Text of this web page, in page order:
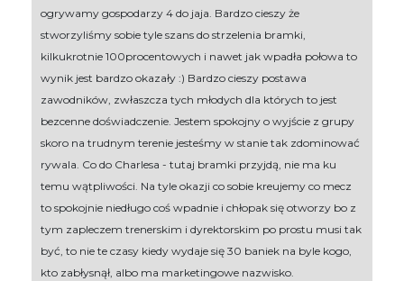
ogrywamy gospodarzy 4 do jaja. Bardzo cieszy że
stworzyliśmy sobie tyle szans do strzelenia bramki,
kilkukrotnie 100procentowych i nawet jak wpadła połowa to
wynik jest bardzo okazały :) Bardzo cieszy postawa
zawodników, zwłaszcza tych młodych dla których to jest
bezcenne doświadczenie. Jestem spokojny o wyjście z grupy
skoro na trudnym terenie jesteśmy w stanie tak zdominować
rywala. Co do Charlesa - tutaj bramki przyjdą, nie ma ku
temu wątpliwości. Na tyle okazji co sobie kreujemy co mecz
to spokojnie niedługo coś wpadnie i chłopak się otworzy bo z
tym zapleczem trenerskim i dyrektorskim po prostu musi tak
być, to nie te czasy kiedy wydaje się 30 baniek na byle kogo,
kto zabłysnął, albo ma marketingowe nazwisko.